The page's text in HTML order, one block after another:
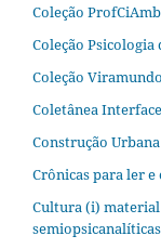
Coleção
Coleção Psicologia
Coleção Viramundo
Coletânea
Construção
Crônicas para ler
Cultura (i)
semiopsicanalíticas